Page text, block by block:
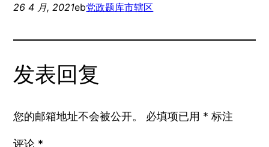
26 4 月, 2021eb党政题库市辖区
发表回复
您的邮箱地址不会被公开。 必填项已用 * 标注
评论 *